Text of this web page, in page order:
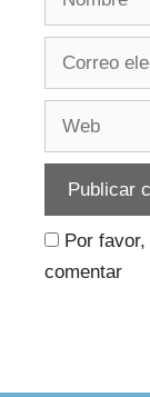
Por
comentar